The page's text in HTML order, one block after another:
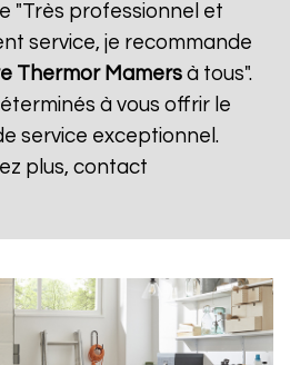
"Très professionnel et
service, je recommande
Thermor Mamers à tous".
à vous offrir le
service exceptionnel.
plus, contact